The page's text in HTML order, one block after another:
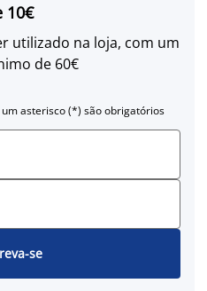
10€
utilizado na loja, com um
de 60€
asterisco (*) são obrigatórios
se